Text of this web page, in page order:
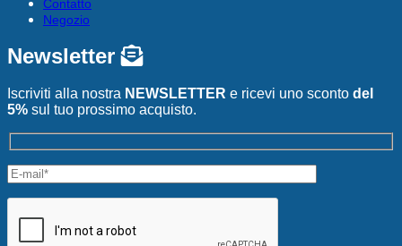
Contatto
Negozio
Newsletter
Iscriviti alla nostra NEWSLETTER e ricevi uno sconto del
5% sul tuo prossimo acquisto.